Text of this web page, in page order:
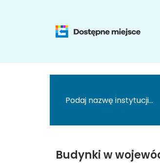
Budynki w